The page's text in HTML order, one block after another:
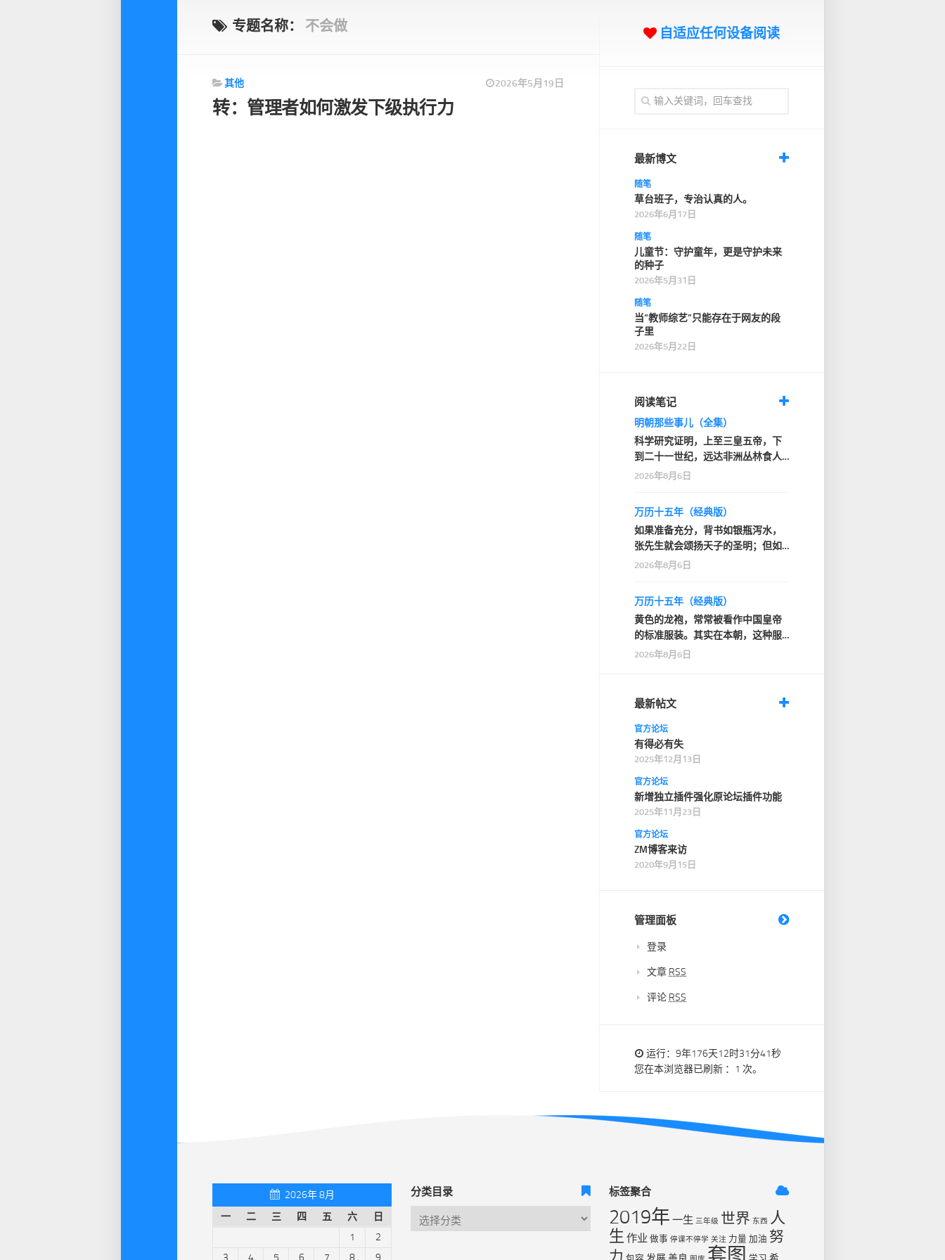
专题名称： 不会做
其他 2026年5月19日
转：管理者如何激发下级执行力
自适应任何设备阅读
最新博文
随笔
草台班子，专治认真的人。
2026年6月17日
随笔
儿童节：守护童年，更是守护未来
的种子
2026年5月31日
随笔
当“教师综艺”只能存在于网友的段
子里
2026年5月22日
阅读笔记
明朝那些事儿（全集）
科学研究证明，上至三皇五帝，下
到二十一世纪，远达非洲丛林食人
部落，近抵家门口的…
2026年8月6日
万历十五年（经典版）
如果准备充分，背书如银瓶泻水，
张先生就会颂扬天子的圣明；但如
果背得结结巴巴或者…
2026年8月6日
万历十五年（经典版）
黄色的龙袍，常常被看作中国皇帝
的标准服装。其实在本朝，这种服
装只在一般性的仪式…
2026年8月6日
最新帖文
官方论坛
有得必有失
2025年12月13日
官方论坛
新增独立插件强化原论坛插件功能
2025年11月23日
官方论坛
ZM博客来访
2020年9月15日
管理面板
登录
文章 RSS
评论 RSS
运行：9年176天12时31分42秒
您在本浏览器已刷新 ：1 次。
2026年 8月
一
二 三 四 五 六
日
1
2
3
4 5 6 7 8 9
分类目录 标签聚合
2019年 一生 三年级 世界 东西 人
生 作业 做事 停课不停学 关注 力量 加油 努
力
套图